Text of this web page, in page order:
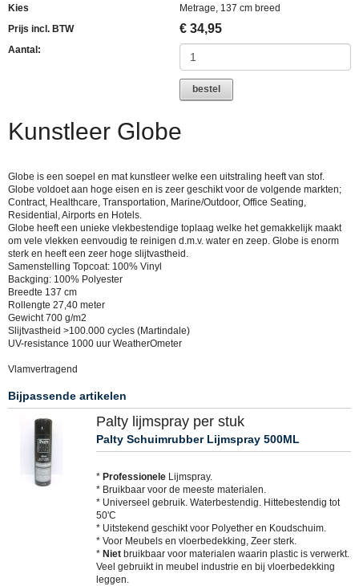
Kies
Metrage, 137 cm breed
Prijs incl. BTW
€ 34,95
Aantal:
bestel
Kunstleer Globe
Globe is een soepel en mat kunstleer welke een uitstraling heeft van stof.
Globe voldoet aan hoge eisen en is zeer geschikt voor de volgende markten;
Contract, Healthcare, Transportation, Marine/Outdoor, Office Seating,
Residential, Airports en Hotels.
Globe heeft een unieke vlekbestendige toplaag welke het gemakkelijk maakt
om vele vlekken eenvoudig te reinigen d.m.v. water en zeep. Globe is enorm
sterk en heeft een zeer hoge slijtvastheid.
Samenstelling Topcoat: 100% Vinyl
Backging: 100% Polyester
Breedte 137 cm
Rollengte 27,40 meter
Gewicht 700 g/m2
Slijtvastheid >100.000 cycles (Martindale)
UV-resistance 1000 uur WeatherOmeter
Vlamvertragend
Bijpassende artikelen
Palty lijmspray per stuk
Palty Schuimrubber Lijmspray 500ML
* Professionele Lijmspray.
* Bruikbaar voor de meeste materialen.
* Universeel gebruik. Waterbestendig. Hittebestendig tot
50'C
* Uitstekend geschikt voor Polyether en Koudschuim.
* Voor Meubels en vloerbedekking, Zeer sterk.
* Niet bruikbaar voor materialen waarin plastic is verwerkt.
Veel gebruikt in meubel industrie en bij vloerbedekking
leggen.